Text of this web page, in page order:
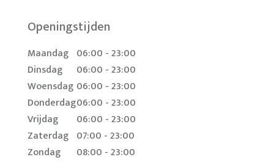
Openingstijden
Maandag 06:00 - 23:00
Dinsdag
06:00 - 23:00
Woensdag 06:00 - 23:00
Donderdag06:00 - 23:00
Vrijdag
06:00 - 23:00
Zaterdag 07:00 - 23:00
Zondag
08:00 - 23:00